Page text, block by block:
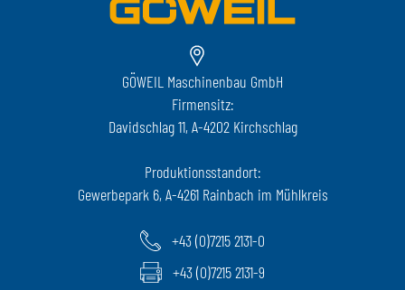
GÖWEIL Maschinenbau GmbH
Firmensitz:
Davidschlag 11, A-4202 Kirchschlag
Produktionsstandort:
Gewerbepark 6, A-4261 Rainbach im Mühlkreis
+43 (0)7215 2131-0
+43 (0)7215 2131-9